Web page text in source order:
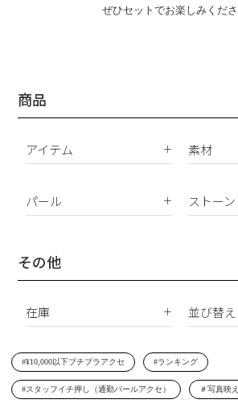
ぜひセットでお楽しみくださ
商品
アイテム
イヤリング
ネックレス
リング
イニシャル
素材
K10
サージ
パール
南洋真珠
シェルパール
ストーン
ジルコニ
その他
在庫
在庫あり
受注生産
並び替え
価格が安
価格が
#¥10,000以下プチプラアクセ #ランキング
#スタッフイチ押し（通勤パールアクセ） ＃写真映